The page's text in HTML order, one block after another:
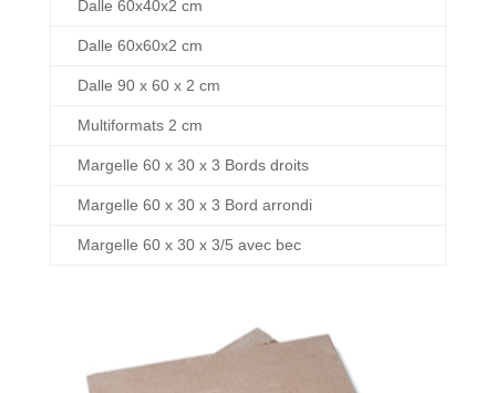
Dalle 60x40x2 cm
Dalle 60x60x2 cm
Dalle 90 x 60 x 2 cm
Multiformats 2 cm
Margelle 60 x 30 x 3 Bords droits
Margelle 60 x 30 x 3 Bord arrondi
Margelle 60 x 30 x 3/5 avec bec